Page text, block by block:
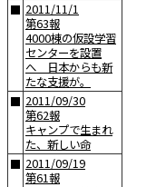
■ 2011/11/1
第63報
4000棟の仮設学習
センターを設置
へ 日本からも新
たな支援が。
■ 2011/09/30
第62報
キャンプで生まれ
た、新しい命
■ 2011/09/19
第61報